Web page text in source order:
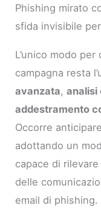
Phishing mirato
sfida invisibile
L’unico modo
campagna resta
avanzata,analisi
addestramento
Occorre
adottando un
capace di
delle
email di phishing.